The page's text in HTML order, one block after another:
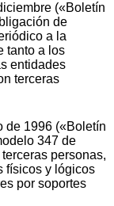
(«Boletín
de
a la
tanto a los
entidades
terceras
de 1996 («Boletín
347 de
personas,
físicos y lógicos
por soportes